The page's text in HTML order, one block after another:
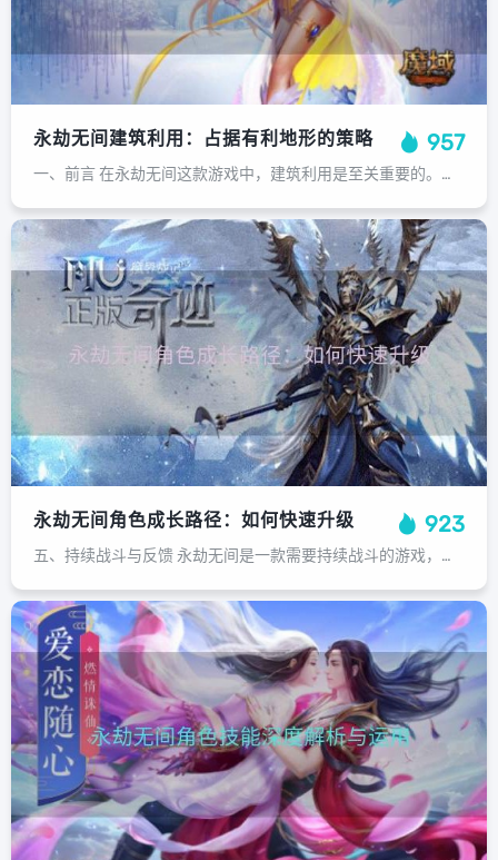
永劫无间建筑利用：占据有利地形的策略 957
一、前言 在永劫无间这款游戏中，建筑利用是至关重要的。建筑不仅可以提供庇护和隐藏空间，同时也是进行战斗和战略部署的重要场所。合理地利用建筑，可以在战斗中占据优势，为玩家赢得更多的生存机会。二、建筑利用的重要性 1. 建立庇护...
永劫无间角色成长路径：如何快速升级 923
五、持续战斗与反馈 永劫无间是一款需要持续战斗的游戏，玩家需要不断挑战自己，提升自己的实力。同时，游戏中丰富的反馈机制可以让玩家了解自己的进步和不足，从而不断调整策略和装备，提升角色实力。玩家可以通过与其他玩家组队，共同挑战...